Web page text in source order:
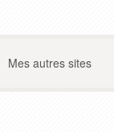
Mes autres sites